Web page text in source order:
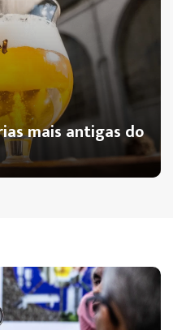
mais antigas do